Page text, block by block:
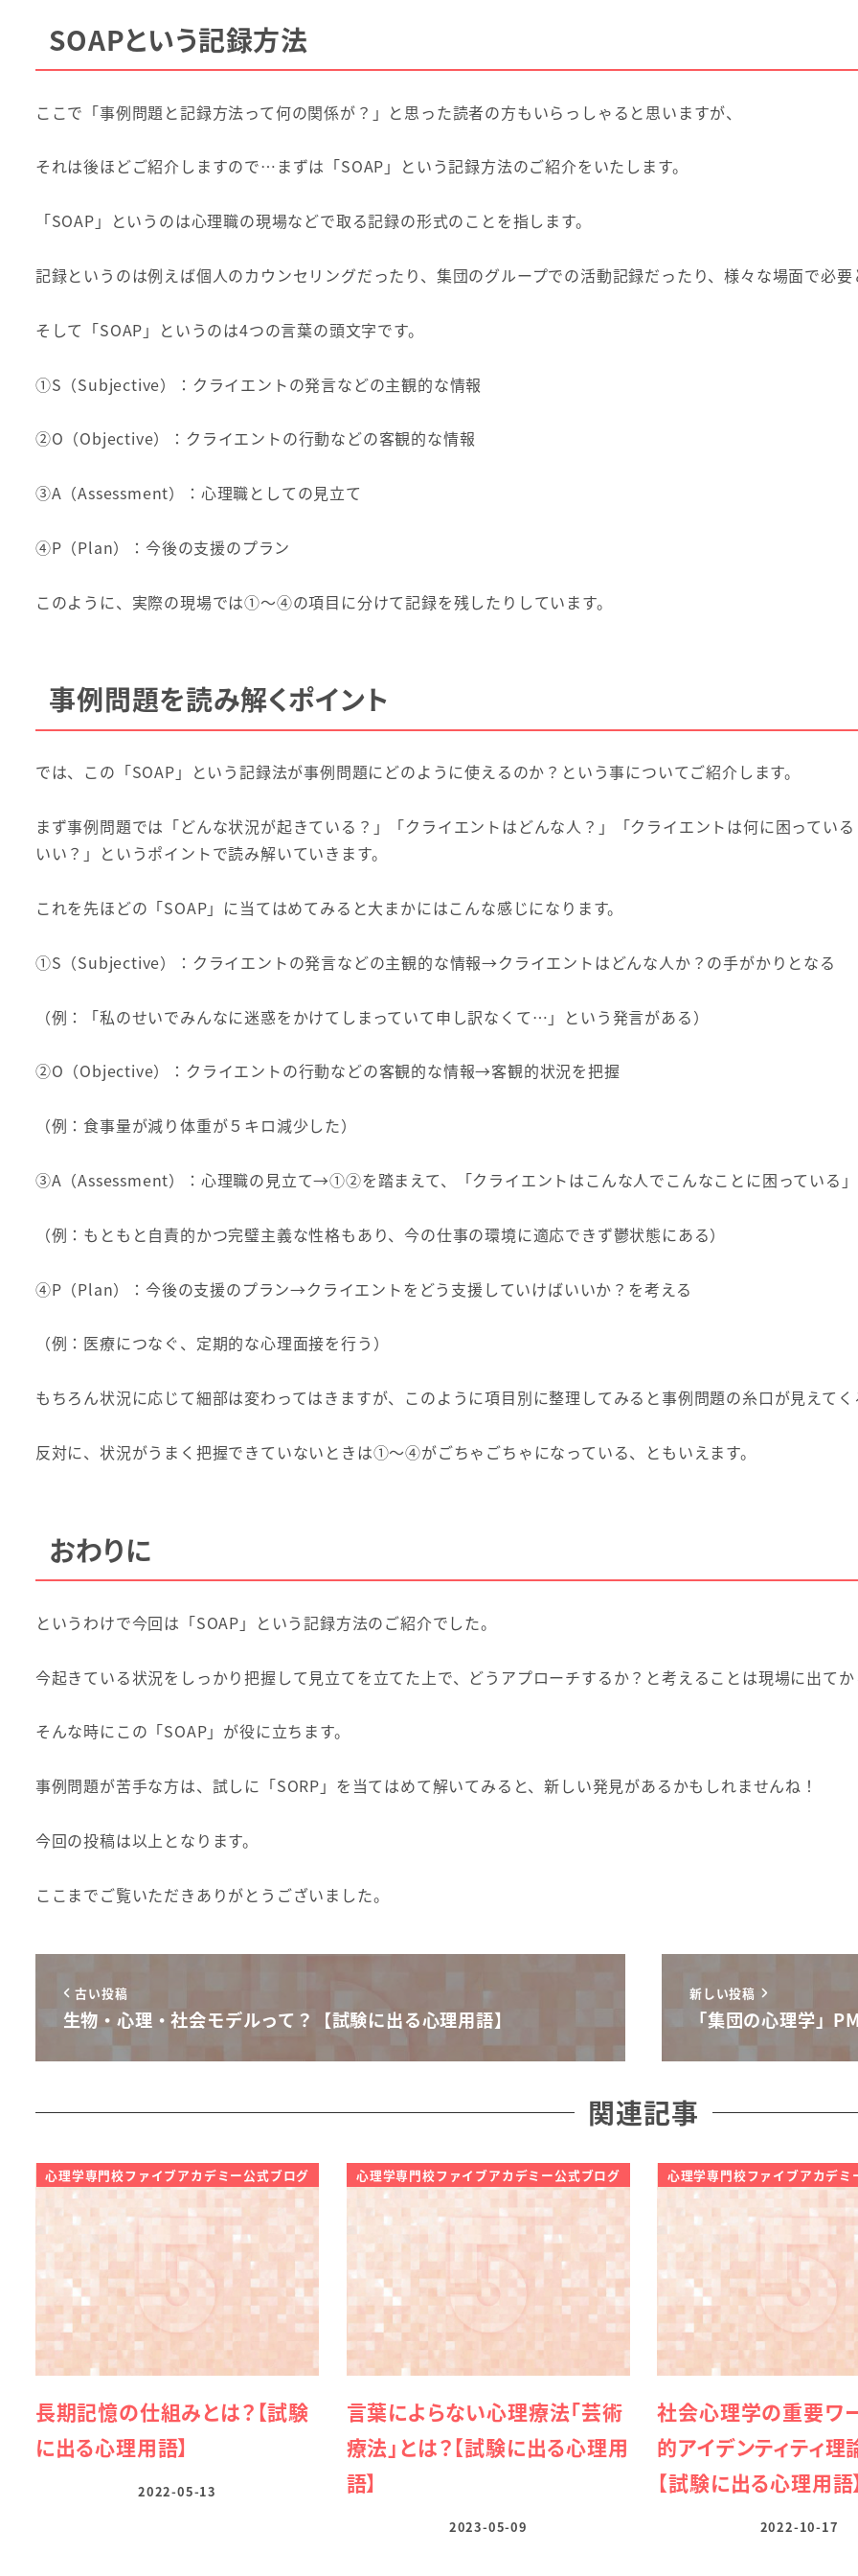
SOAPという記録方法
ここで「事例問題と記録方法って何の関係が？」と思った読者の方もいらっしゃると思いますが、
それは後ほどご紹介しますので…まずは「SOAP」という記録方法のご紹介をいたします。
「SOAP」というのは心理職の現場などで取る記録の形式のことを指します。
記録というのは例えば個人のカウンセリングだったり、集団のグループでの活動記録だったり、様々な場面で必要
そして「SOAP」というのは4つの言葉の頭文字です。
①S（Subjective）：クライエントの発言などの主観的な情報
②O（Objective）：クライエントの行動などの客観的な情報
③A（Assessment）：心理職としての見立て
④P（Plan）：今後の支援のプラン
このように、実際の現場では①～④の項目に分けて記録を残したりしています。
事例問題を読み解くポイント
では、この「SOAP」という記録法が事例問題にどのように使えるのか？という事についてご紹介します。
まず事例問題では「どんな状況が起きている？」「クライエントはどんな人？」「クライエントは何に困ってい
いい？」というポイントで読み解いていきます。
これを先ほどの「SOAP」に当てはめてみると大まかにはこんな感じになります。
①S（Subjective）：クライエントの発言などの主観的な情報→クライエントはどんな人か？の手がかりとなる
（例：「私のせいでみんなに迷惑をかけてしまっていて申し訳なくて…」という発言がある）
②O（Objective）：クライエントの行動などの客観的な情報→客観的状況を把握
（例：食事量が減り体重が５キロ減少した）
③A（Assessment）：心理職の見立て→①②を踏まえて、「クライエントはこんな人でこんなことに困っている
（例：もともと自責的かつ完璧主義な性格もあり、今の仕事の環境に適応できず鬱状態にある）
④P（Plan）：今後の支援のプラン→クライエントをどう支援していけばいいか？を考える
（例：医療につなぐ、定期的な心理面接を行う）
もちろん状況に応じて細部は変わってはきますが、このように項目別に整理してみると事例問題の糸口が見えてく
反対に、状況がうまく把握できていないときは①～④がごちゃごちゃになっている、ともいえます。
おわりに
というわけで今回は「SOAP」という記録方法のご紹介でした。
今起きている状況をしっかり把握して見立てを立てた上で、どうアプローチするか？と考えることは現場に出てか
そんな時にこの「SOAP」が役に立ちます。
事例問題が苦手な方は、試しに「SORP」を当てはめて解いてみると、新しい発見があるかもしれませんね！
今回の投稿は以上となります。
ここまでご覧いただきありがとうございました。
古い投稿
生物・心理・社会モデルって？【試験に出る心理用語】
新しい投稿
「集団の心理学」
関連記事
心理学専門校ファイブアカデミー公式ブログ
長期記憶の仕組みとは？【試験
に出る心理用語】
2022-05-13
心理学専門校ファイブアカデミー公式ブログ
言葉によらない心理療法「芸術
療法」とは？【試験に出る心理用
語】
2023-05-09
心理学専門校ファイブアカデミ
社会心理学の重要ワ
的アイデンティティ理
【試験に出る心理用語】
2022-10-17